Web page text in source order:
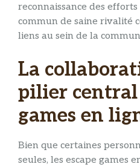
reconnaissance des
commun de saine rivalité
liens au sein de la
La
pilier central
games en
Bien que certaines
seules, les escape games